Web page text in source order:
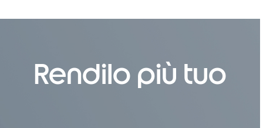
Rendilo più tuo